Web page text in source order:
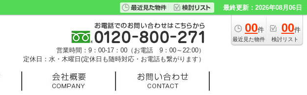
最終更新：2026年08月06日
00件
最近見た物件
00件
検討リスト
営業時間：9：00-17：00（お電話 9：00～22:00）
定休日：水・木曜日(定休日も随時対応・お電話も繋がります）